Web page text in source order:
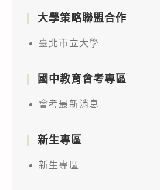
大學策略聯盟合作
臺北市立大學
國中教育會考專區
會考最新消息
新生專區
新生專區